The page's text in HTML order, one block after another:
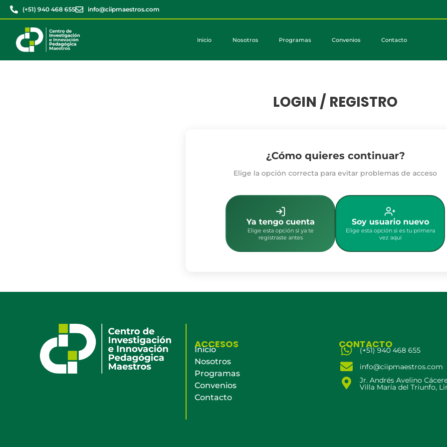
(+51) 940 468 655 info@ciipmaestros.com
Inicio Nosotros Programas Convenios Contacto
LOGIN / REGISTRO
¿Cómo quieres continuar?
Elige la opción correcta para evitar problemas de acceso
Ya tengo cuenta
Elige esta opción si ya te
registraste antes
Soy usuario nuevo
Elige esta opción si es tu primera
vez aquí
ACCESOS
Inicio
Nosotros
Programas
Convenios
Contacto
CONTACTO
(+51) 940 468 655
info@ciipmaestros.com
Jr. Andrés Avelino
Villa María del Triunfo,